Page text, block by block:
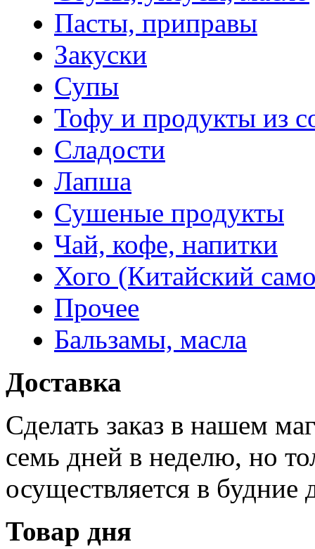
Пасты, приправы
Закуски
Супы
Тофу и продукты из
Сладости
Лапша
Сушеные продукты
Чай, кофе, напитки
Хого (Китайский
Прочее
Бальзамы, масла
Доставка
Сделать заказ в нашем
семь дней в неделю, но
осуществляется в будние
Товар дня